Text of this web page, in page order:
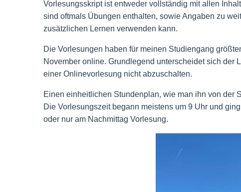
Vorlesungsskript ist entweder vollständig mit allen
sind oftmals Übungen enthalten, sowie Angaben zu
zusätzlichen Lernen verwenden kann.
Die Vorlesungen haben für meinen Studiengang
November online. Grundlegend unterscheidet sich der
einer Onlinevorlesung nicht abzuschalten.
Einen einheitlichen Stundenplan, wie man ihn von der
Die Vorlesungszeit begann meistens um 9 Uhr und
oder nur am Nachmittag Vorlesung.